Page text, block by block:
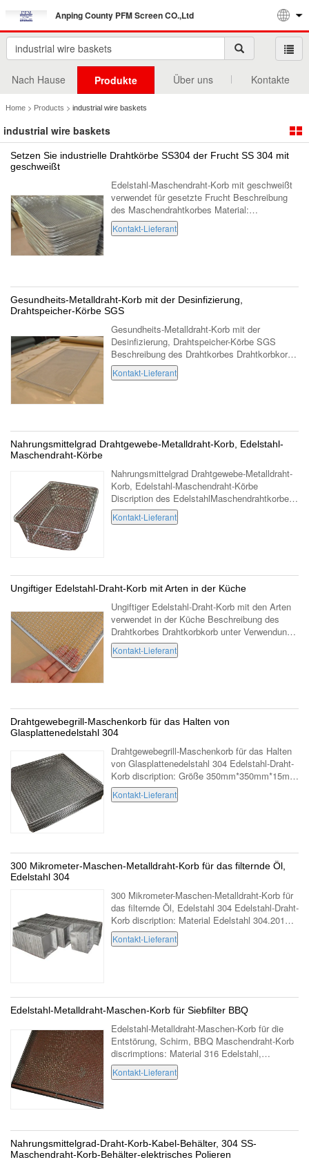
Anping County PFM Screen CO.,Ltd
Nach Hause Produkte Über uns Kontakte
Home > Products > industrial wire baskets
industrial wire baskets
Setzen Sie industrielle Drahtkörbe SS304 der Frucht SS 304 mit
geschweißt
Edelstahl-Maschendraht-Korb mit geschweißt
verwendet für gesetzte Frucht Beschreibung
des Maschendrahtkorbes Material:
Edelstahlmaschenkorb mit Edelstahl, 304.304
L, 316.316 L, etc., glatte Oberfläche, kein ...
Kontakt-Lieferant
Gesundheits-Metalldraht-Korb mit der Desinfizierung,
Drahtspeicher-Körbe SGS
Gesundheits-Metalldraht-Korb mit der
Desinfizierung, Drahtspeicher-Körbe SGS
Beschreibung des Drahtkorbes Drahtkorbkorb
unter Verwendung des hochwertigen nationalen
Standardedelstahldrahtes, wegen seiner Säure
Kontakt-Lieferant
Nahrungsmittelgrad Drahtgewebe-Metalldraht-Korb, Edelstahl-
Maschendraht-Körbe
Nahrungsmittelgrad Drahtgewebe-Metalldraht-
Korb, Edelstahl-Maschendraht-Körbe
Discription des EdelstahlMaschendrahtkorbes:
Größe length430mm*width 230mm*deep
141mm Material Edelstahlnahrungsmittelgrad
Kontakt-Lieferant
Ungiftiger Edelstahl-Draht-Korb mit Arten in der Küche
Ungiftiger Edelstahl-Draht-Korb mit den Arten
verwendet in der Küche Beschreibung des
Drahtkorbes Drahtkorbkorb unter Verwendung
des hochwertigen nationalen
Standardedelstahldrahtes, wegen seiner Säure
Kontakt-Lieferant
Drahtgewebegrill-Maschenkorb für das Halten von
Glasplattenedelstahl 304
Drahtgewebegrill-Maschenkorb für das Halten
von Glasplattenedelstahl 304 Edelstahl-Draht-
Korb discription: Größe 350mm*350mm*15mm
Material Edelstahl 304 quetschverbundener
Drahtdurchmesser 1mm Öffnungsgröße ...
Kontakt-Lieferant
300 Mikrometer-Maschen-Metalldraht-Korb für das filternde Öl,
Edelstahl 304
300 Mikrometer-Maschen-Metalldraht-Korb für
das filternde Öl, Edelstahl 304 Edelstahl-Draht-
Korb discription: Material Edelstahl 304.201
Größe des Drahtkorbes 50cm*43cm*18cm
Öffnungsgröße 300 Mikrometer ...
Kontakt-Lieferant
Edelstahl-Metalldraht-Maschen-Korb für Siebfilter BBQ
Edelstahl-Metalldraht-Maschen-Korb für die
Entstörung, Schirm, BBQ Maschendraht-Korb
discrimptions: Material 316 Edelstahl,
Ozeangrad Öffnungsgröße 10mm
quetschverbundener Drahtdurchmesser 1.4mm
Kontakt-Lieferant
Nahrungsmittelgrad-Draht-Korb-Kabel-Behälter, 304 SS-
Maschendraht-Korb-Behälter-elektrisches Polieren